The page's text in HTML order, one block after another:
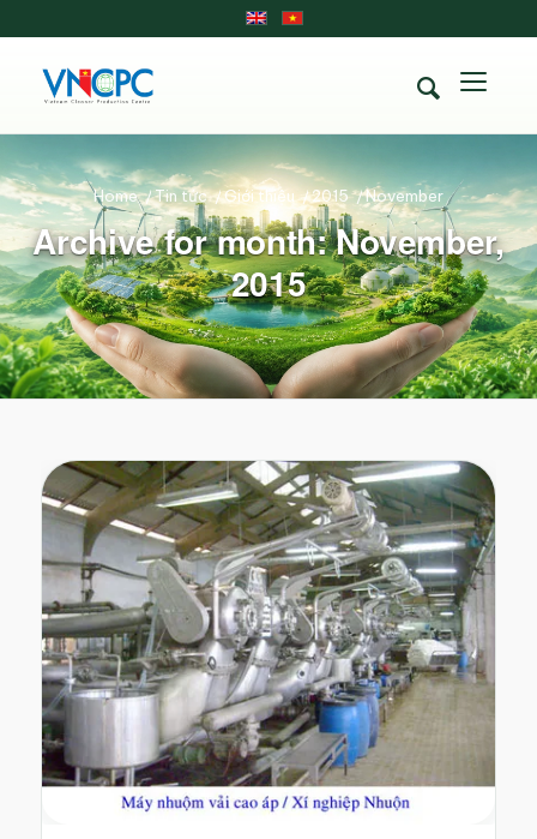
Archive for month: November,
2015
Home /Tin tức /Giới thiệu /2015 /November